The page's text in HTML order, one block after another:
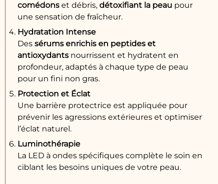
comédonset débris, détoxifiant la peau pour
une sensation de fraîcheur.
Hydratation Intense
Des sérums enrichis en peptides et
antioxydantsnourrissent et hydratent en
profondeur, adaptés à chaque type de peau
pour un fini non gras.
Protection et Éclat
Une barrière protectrice est appliquée pour
prévenir les agressions extérieures et optimiser
l’éclat naturel.
Luminothérapie
La LED à ondes spécifiques complète le soin en
ciblant les besoins uniques de votre peau.